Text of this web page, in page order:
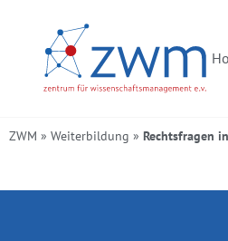
ZWM » Weiterbildung » Rechtsfragen